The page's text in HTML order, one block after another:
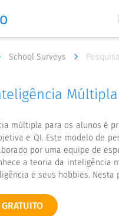
School Surveys
múltipla para os alunos é
e QI. Este modelo de
por uma equipe de
a teoria da inteligência
e seus hobbies.